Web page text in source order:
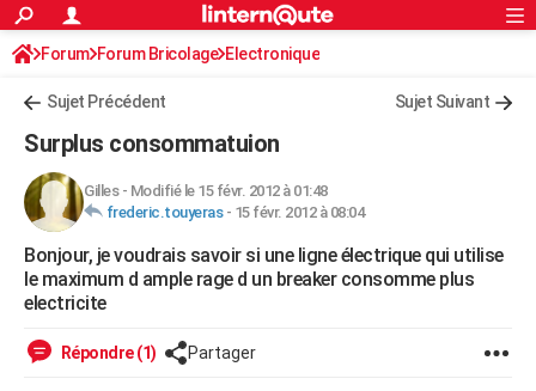
ACTUALITÉS
Politique
Société
Faits Divers
Education
Monde
Villes
+
FINANCE
Retraite
Impôts
Epargne
Immobilier
Risques naturels par ville
Banque
Assurance
Crédit
AUTO
Essais
Réserver un essai
Citadines
Berlines
SUV
Forum auto
+HIGH-TECH
Mobiles
Meilleur smartphone
Internet
Ordinateurs
Jeux vidéo
Guide high-tech
+
Forum
Aménagement intérieur
Extérieur
Cuisine
Salle de bains
Jardinage
Rangement
WEEK-END
S'inscrire
Connexion
Forum Forum Bricolage Electronique
Sujet Précédent Sujet Suivant
Surplus consommatuion
Gilles- Modifié le 15 févr. 2012 à 01:48
frederic.touyeras- 15 févr. 2012 à 08:04
Bonjour, je voudrais savoir si une ligne électrique qui utilise
le maximum d ample rage d un breaker consomme plus
electricite
Répondre (1) Partager